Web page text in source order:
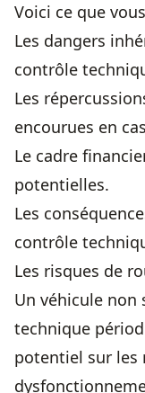
Voici ce que
Les dangers
contrôle
Les
encourues en
Le cadre
potentielles.
Les
contrôle
Les risques de
Un véhicule non
technique
potentiel sur les